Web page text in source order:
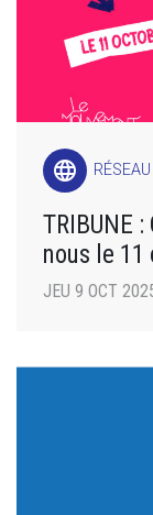
language
TRIBUNE
nous le 11
JEU 9 OCT